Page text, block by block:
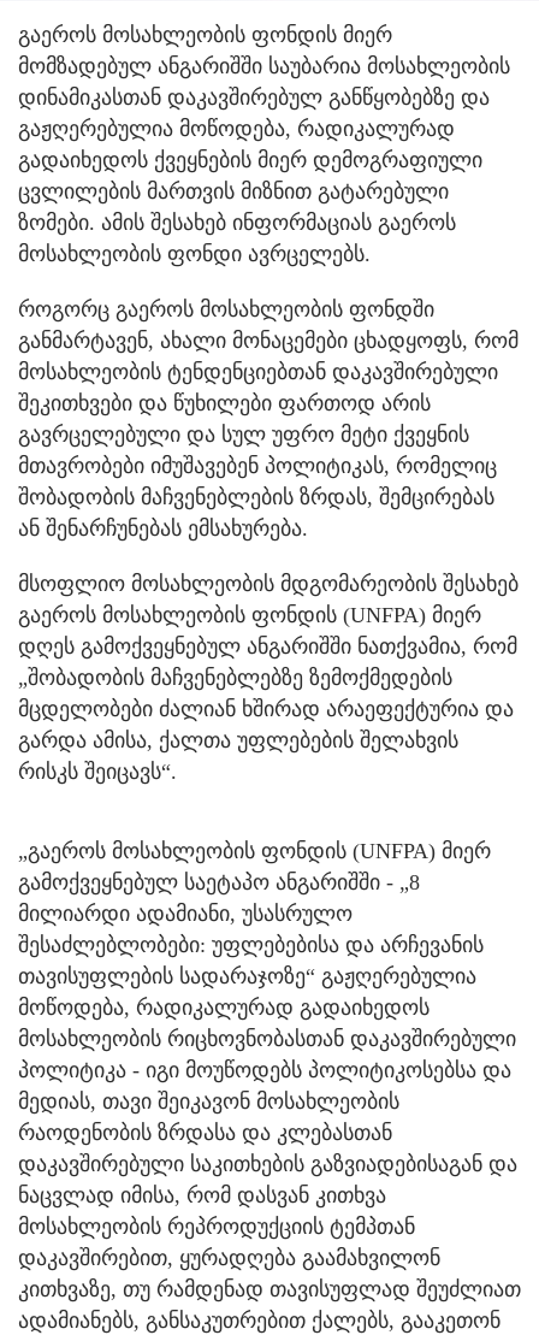
გაეროს მოსახლეობის ფონდის მიერ
მომზადებულ ანგარიშში საუბარია მოსახლეობის
დინამიკასთან დაკავშირებულ განწყობებზე და
გაჟღერებულია მოწოდება, რადიკალურად
გადაიხედოს ქვეყნების მიერ დემოგრაფიული
ცვლილების მართვის მიზნით გატარებული
ზომები. ამის შესახებ ინფორმაციას გაეროს
მოსახლეობის ფონდი ავრცელებს.
როგორც გაეროს მოსახლეობის ფონდში
განმარტავენ, ახალი მონაცემები ცხადყოფს, რომ
მოსახლეობის ტენდენციებთან დაკავშირებული
შეკითხვები და წუხილები ფართოდ არის
გავრცელებული და სულ უფრო მეტი ქვეყნის
მთავრობები იმუშავებენ პოლიტიკას, რომელიც
შობადობის მაჩვენებლების ზრდას, შემცირებას
ან შენარჩუნებას ემსახურება.
მსოფლიო მოსახლეობის მდგომარეობის შესახებ
გაეროს მოსახლეობის ფონდის (UNFPA) მიერ
დღეს გამოქვეყნებულ ანგარიშში ნათქვამია, რომ
„შობადობის მაჩვენებლებზე ზემოქმედების
მცდელობები ძალიან ხშირად არაეფექტურია და
გარდა ამისა, ქალთა უფლებების შელახვის
რისკს შეიცავს“.
„გაეროს მოსახლეობის ფონდის (UNFPA) მიერ
გამოქვეყნებულ საეტაპო ანგარიშში - „8
მილიარდი ადამიანი, უსასრულო
შესაძლებლობები: უფლებებისა და არჩევანის
თავისუფლების სადარაჯოზე“ გაჟღერებულია
მოწოდება, რადიკალურად გადაიხედოს
მოსახლეობის რიცხოვნობასთან დაკავშირებული
პოლიტიკა - იგი მოუწოდებს პოლიტიკოსებსა და
მედიას, თავი შეიკავონ მოსახლეობის
რაოდენობის ზრდასა და კლებასთან
დაკავშირებული საკითხების გაზვიადებისაგან და
ნაცვლად იმისა, რომ დასვან კითხვა
მოსახლეობის რეპროდუქციის ტემპთან
დაკავშირებით, ყურადღება გაამახვილონ
კითხვაზე, თუ რამდენად თავისუფლად შეუძლიათ
ადამიანებს, განსაკუთრებით ქალებს, გააკეთონ